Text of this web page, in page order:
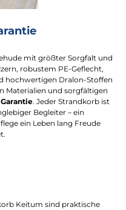
mit größter Sorgfalt und
robustem PE-Geflecht,
hochwertigen Dralon-Stoffen
Materialien und sorgfältigen
. Jeder Strandkorb ist
Begleiter – ein
ein Leben lang Freude
Keitum sind praktische